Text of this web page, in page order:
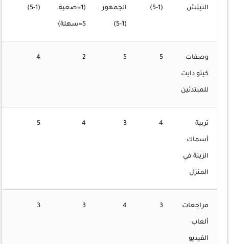
النيتش (1-5) الجمهور
(1-5)
(1=صعبة.
5=سهلة)
(1-5)
وصفات
كيتو دايت
للمبتدئين
5
5
2
4
تربية
أسماك
الزينة في
المنزل
4
3
4
5
مراجعات
ألعاب
الفيديو
3
4
3
3